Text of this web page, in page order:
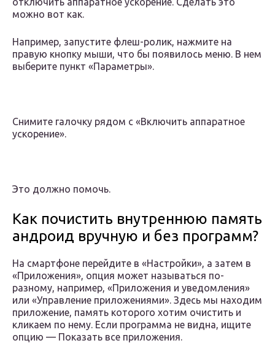
можно вот как.
Например, запустите флеш-ролик, нажмите на
правую кнопку мыши, что бы появилось меню. В нем
выберите пункт «Параметры».
Снимите галочку рядом с «Включить аппаратное
ускорение».
Это должно помочь.
Как почистить внутреннюю память
андроид вручную и без программ?
На смартфоне перейдите в «Настройки», а затем в
«Приложения», опция может называться по-
разному, например, «Приложения и уведомления»
или «Управление приложениями». Здесь мы находим
приложение, память которого хотим очистить и
кликаем по нему. Если программа не видна, ищите
опцию — Показать все приложения.